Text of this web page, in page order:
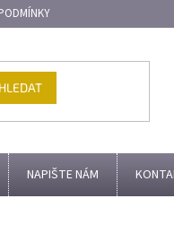
HLEDAT
NAPIŠTE NÁM